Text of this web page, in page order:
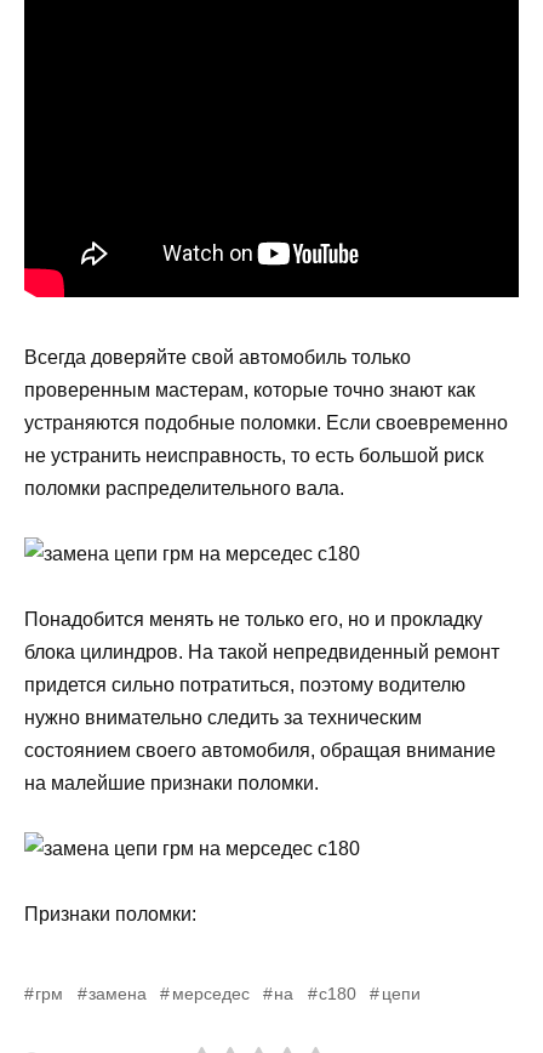
Всегда доверяйте свой автомобиль только
проверенным мастерам, которые точно знают как
устраняются подобные поломки. Если своевременно
не устранить неисправность, то есть большой риск
поломки распределительного вала.
Понадобится менять не только его, но и прокладку
блока цилиндров. На такой непредвиденный ремонт
придется сильно потратиться, поэтому водителю
нужно внимательно следить за техническим
состоянием своего автомобиля, обращая внимание
на малейшие признаки поломки.
Признаки поломки:
грм замена мерседес на с180 цепи